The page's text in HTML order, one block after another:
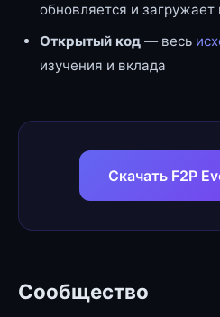
обновляется и
Открытый код — весь
изучения и вклада
Скачать F2P
Сообщество